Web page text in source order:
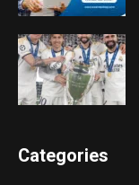
Categories